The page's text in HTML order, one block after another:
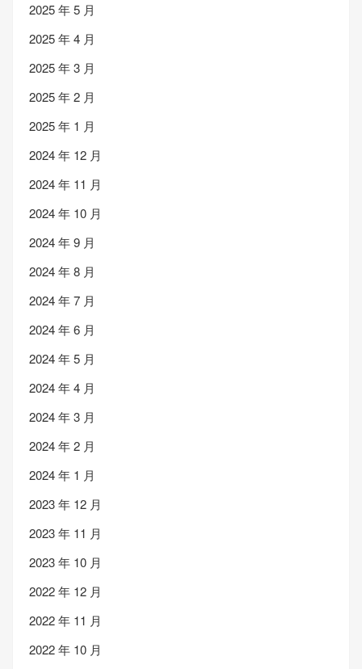
2025 年 5 月
2025 年 4 月
2025 年 3 月
2025 年 2 月
2025 年 1 月
2024 年 12 月
2024 年 11 月
2024 年 10 月
2024 年 9 月
2024 年 8 月
2024 年 7 月
2024 年 6 月
2024 年 5 月
2024 年 4 月
2024 年 3 月
2024 年 2 月
2024 年 1 月
2023 年 12 月
2023 年 11 月
2023 年 10 月
2022 年 12 月
2022 年 11 月
2022 年 10 月